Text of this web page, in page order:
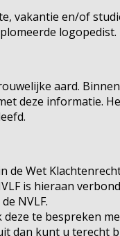
vakantie en/of
logopedist.
aard.
deze informatie.
de Wet
is hieraan
NVLF.
te bespreken
dan kunt u terecht